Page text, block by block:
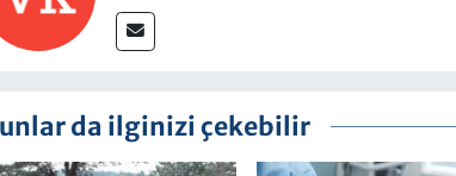
da ilginizi çekebilir